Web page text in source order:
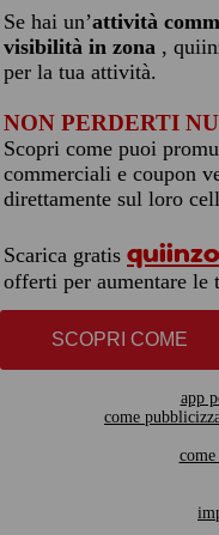
Se hai un’attività
visibilità in zona ,
per la tua attività.
NON PERDERTI
Scopri come puoi
commerciali e coupon
direttamente sul loro
Scarica gratis
offerti per aumentare le
SCOPRI COME
app
come